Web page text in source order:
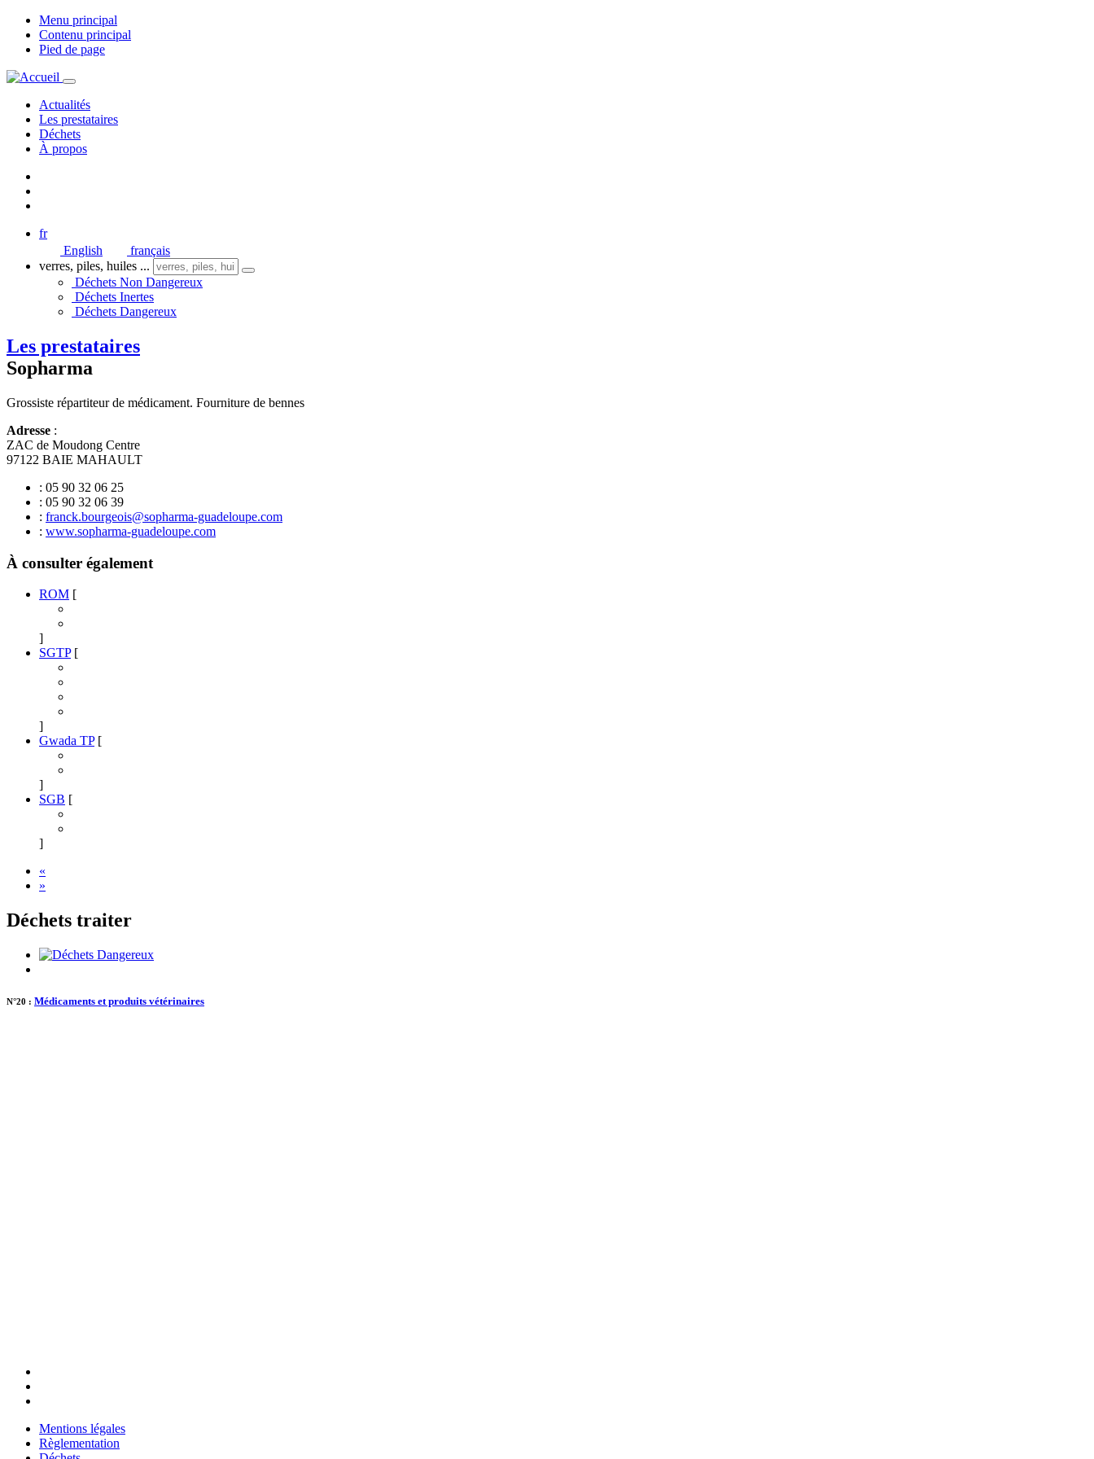
Menu principal
Contenu principal
Pied de page
Actualités
Les prestataires
Déchets
À propos
fr
English
français
verres, piles, huiles ...
Déchets Non Dangereux
Déchets Inertes
Déchets Dangereux
Les prestataires
Sopharma
Grossiste répartiteur de médicament. Fourniture de bennes
Adresse :
ZAC de Moudong Centre
97122 BAIE MAHAULT
: 05 90 32 06 25
: 05 90 32 06 39
: franck.bourgeois@sopharma-guadeloupe.com
: www.sopharma-guadeloupe.com
À consulter également
ROM [
]
SGTP[
]
Gwada TP[
]
SGB [
]
«
»
Déchets traiter
N°20 : Médicaments et produits vétérinaires
Mentions légales
Règlementation